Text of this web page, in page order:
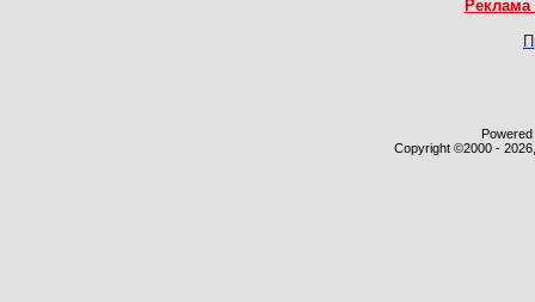
Copyright ©2000 -